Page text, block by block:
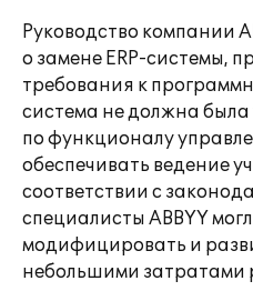
Руководство компании
о замене ERP-системы,
требования к
система не должна
по функционалу
обеспечивать ведение
соответствии с
специалисты ABBYY
модифицировать и
небольшими затратами